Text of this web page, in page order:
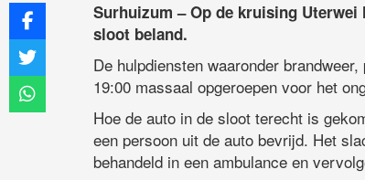
Surhuizum – Op de kruising Uterwei
sloot beland.
De hulpdiensten waaronder
19:00 massaal opgeroepen voor het
Hoe de auto in de sloot terecht is
een persoon uit de auto bevrijd. Het
behandeld in een ambulance en